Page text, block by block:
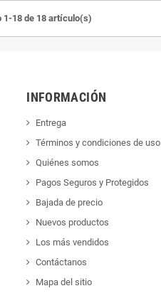
1-18 de 18 artículo(s)
INFORMACIÓN
Entrega
Términos y condiciones de uso
Quiénes somos
Pagos Seguros y Protegidos
Bajada de precio
Nuevos productos
Los más vendidos
Contáctanos
Mapa del sitio